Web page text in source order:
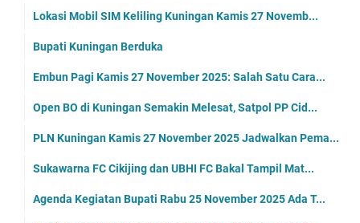
Lokasi Mobil SIM Keliling Kuningan Kamis 27 Novemb...
Bupati Kuningan Berduka
Embun Pagi Kamis 27 November 2025: Salah Satu Cara...
Open BO di Kuningan Semakin Melesat, Satpol PP Cid...
PLN Kuningan Kamis 27 November 2025 Jadwalkan Pema...
Sukawarna FC Cikijing dan UBHI FC Bakal Tampil Mat...
Agenda Kegiatan Bupati Rabu 25 November 2025 Ada T...